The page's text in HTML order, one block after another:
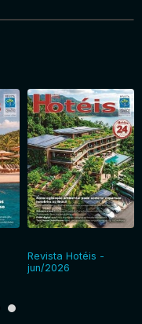
Revista Hotéis -
jun/2026